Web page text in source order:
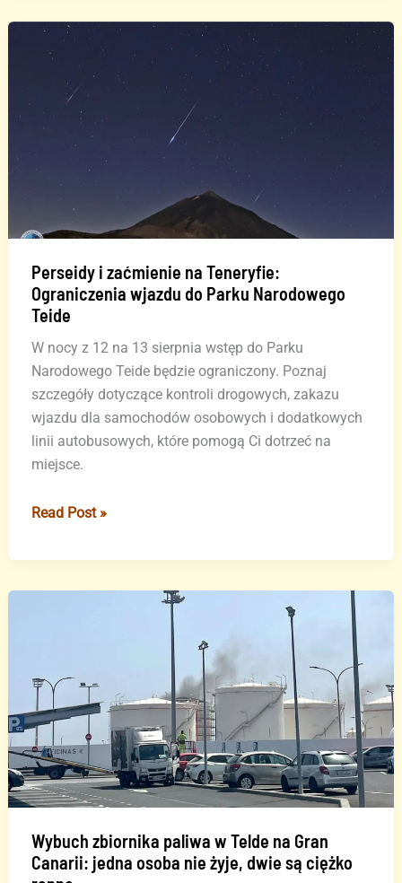
Czy
otworzą
wakacjach?
Perseidy i zaćmienie na Teneryfie:
Ograniczenia wjazdu do Parku Narodowego
Teide
W nocy z 12 na 13 sierpnia wstęp do Parku
Narodowego Teide będzie ograniczony. Poznaj
szczegóły dotyczące kontroli drogowych, zakazu
wjazdu dla samochodów osobowych i dodatkowych
linii autobusowych, które pomogą Ci dotrzeć na
miejsce.
Perseidy
zaćmienie
do
Parku
Narodowego
Teide
Read Post »
Wybuch zbiornika paliwa w Telde na Gran
Canarii: jedna osoba nie żyje, dwie są ciężko